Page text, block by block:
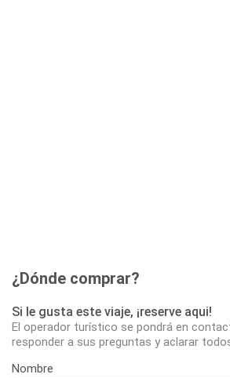
¿Dónde comprar?
Si le gusta este viaje, ¡reserve aqui!
El operador turístico se pondrá en
responder a sus preguntas y aclarar
Nombre